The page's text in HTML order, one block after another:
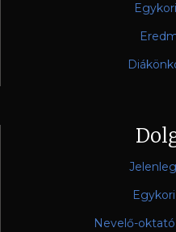
Nevelő-